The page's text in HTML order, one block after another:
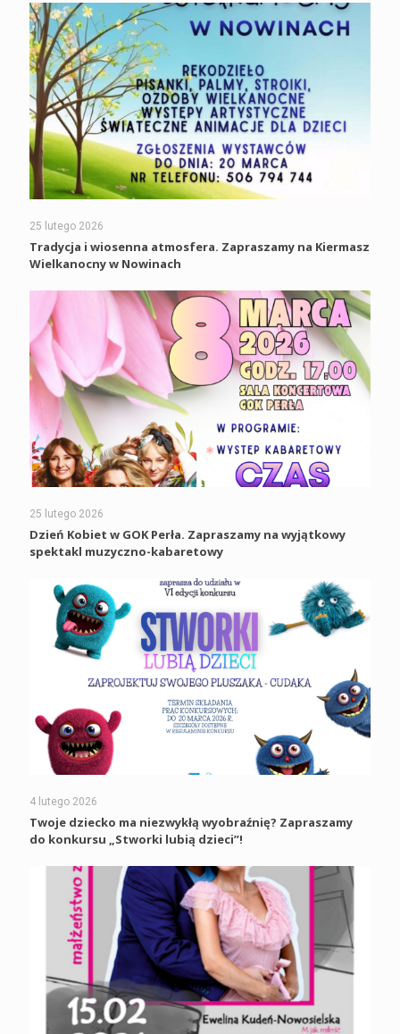
25 lutego 2026
Tradycja i wiosenna atmosfera. Zapraszamy na Kiermasz
Wielkanocny w Nowinach
25 lutego 2026
Dzień Kobiet w GOK Perła. Zapraszamy na wyjątkowy
spektakl muzyczno-kabaretowy
4 lutego 2026
Twoje dziecko ma niezwykłą wyobraźnię? Zapraszamy
do konkursu „Stworki lubią dzieci”!